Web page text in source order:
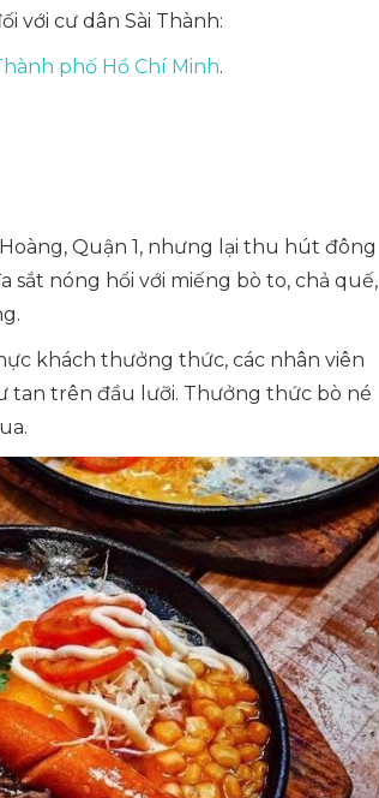
với cư dân Sài Thành:
phố Hồ Chí Minh.
Quận 1, nhưng lại thu hút đông
sắt nóng hổi với miếng bò to, chả quế,
khách thưởng thức, các nhân viên
tan trên đầu lưỡi. Thưởng thức bò né